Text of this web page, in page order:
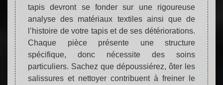
tapis devront se fonder sur une rigoureuse
analyse des matériaux textiles ainsi que de
l’histoire de votre tapis et de ses détériorations.
Chaque pièce présente une structure
spécifique, donc nécessite des soins
particuliers. Sachez que dépoussiérez, ôter les
salissures et nettoyer contribuent à freiner le